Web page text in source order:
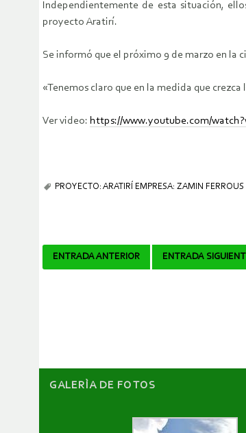
Independientemente de esta situación,
proyecto Aratirí.
Se informó que el próximo 9 de marzo en la
«Tenemos claro que en la medida que
Ver video: https://www.youtube.com/
PROYECTO: ARATIRÍ EMPRESA: ZAMIN FERROUS
Navegador
ENTRADA ANTERIOR ENTRADA
GALERÌA DE FOTOS